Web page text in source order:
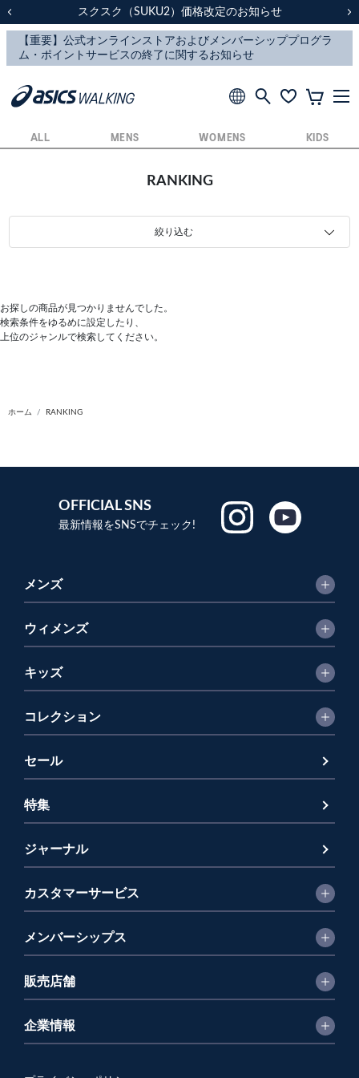
スクスク（SUKU2）価格改定のお知らせ
配送に関するお知らせ
スクスク（SUKU2）価格改定のお知らせ
配送に関するお知らせ
ALL MENS WOMENS KIDS
RANKING
絞り込む
お探しの商品が見つかりませんでした。
検索条件をゆるめに設定したり、
上位のジャンルで検索してください。
ホーム RANKING
OFFICIAL SNS
最新情報をSNSでチェック!
メンズ
ウィメンズ
キッズ
コレクション
セール
特集
ジャーナル
カスタマーサービス
メンバーシップス
販売店舗
企業情報